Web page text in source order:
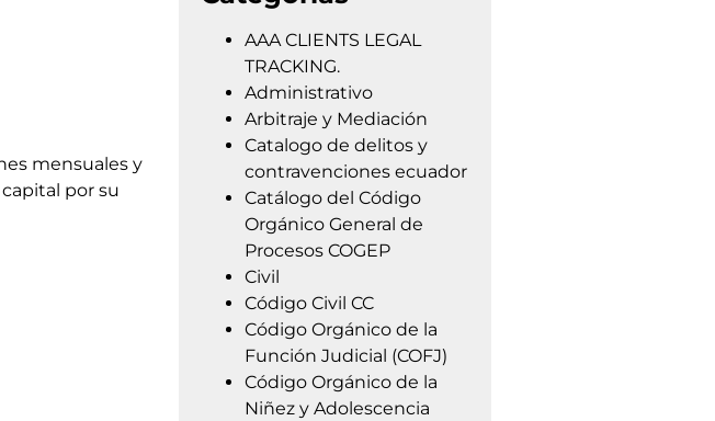
mensuales y
por su
AAA CLIENTS LEGAL
TRACKING.
Administrativo
Arbitraje y Mediación
Catalogo de delitos y
contravenciones ecuador
Catálogo del Código
Orgánico General de
Procesos COGEP
Civil
Código Civil CC
Código Orgánico de la
Función Judicial (COFJ)
Código Orgánico de la
Niñez y Adolescencia